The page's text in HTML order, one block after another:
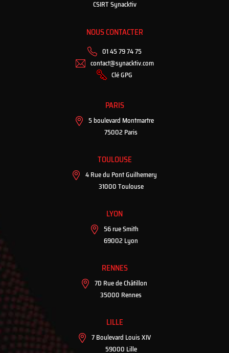
CSIRT Synacktiv
NOUS CONTACTER
01 45 79 74 75
contact@synacktiv.com
Clé GPG
PARIS
5 boulevard Montmartre
75002 Paris
TOULOUSE
4 Rue du Pont Guilhemery
31000 Toulouse
LYON
56 rue Smith
69002 Lyon
RENNES
7D Rue de Châtillon
35000 Rennes
LILLE
7 Boulevard Louis XIV
59000 Lille